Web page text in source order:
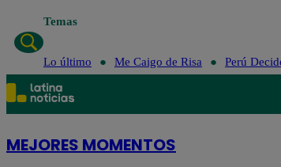
Temas
Lo último Me Caigo de Risa Perú
MEJORES MOMENTOS